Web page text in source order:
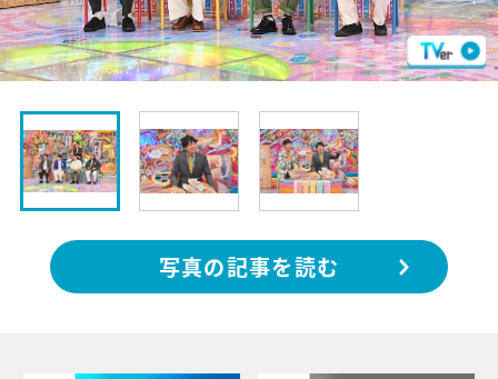
写真の記事を読む